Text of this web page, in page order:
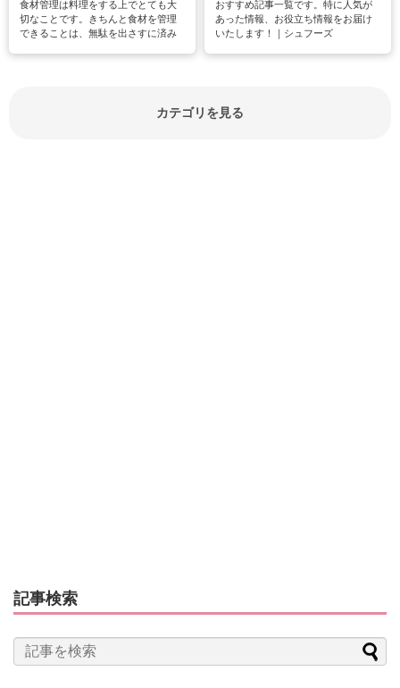
食材管理は料理をする上でとても大
切なことです。きちんと食材を管理
できることは、無駄を出さすに済み
おすすめ記事一覧です。特に人気が
あった情報、お役立ち情報をお届け
いたします！｜シュフーズ
カテゴリを見る
記事検索